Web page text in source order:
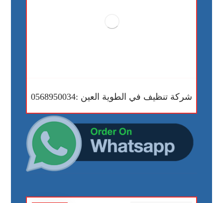
شركة تنظيف في الطوية العين :0568950034